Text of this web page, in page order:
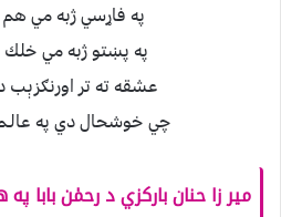
په فاړسي ژبه مي هم
په پښتو ژبه مي خلك
عشقه ته تر اورنګزېب
چي خوشحال دي په
مير زا حنان باركزي د رحمٰن بابا